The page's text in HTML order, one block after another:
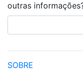
outras
SOBRE